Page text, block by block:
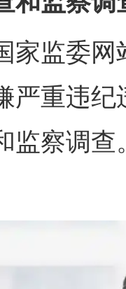
监委网
严重违
监察调